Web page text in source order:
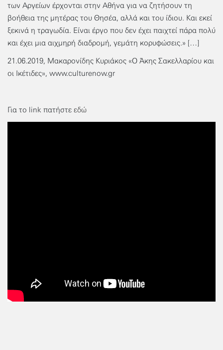
των Αργείων έρχονται στην Αθήνα για να ζητήσουν τη
βοήθεια της μητέρας του Θησέα, αλλά και του ίδιου. Και εκεί
ξεκινά η τραγωδία. Είναι έργο που δεν έχει παιχτεί πάρα πολύ
και έχει μια αιχμηρή διαδρομή, γεμάτη κορυφώσεις.» […]
21.06.2019, Μακαρονίδης Κυριάκος «Ο Άκης Σακελλαρίου και
οι Ικέτιδες», www.culturenow.gr
Για το link πατήστε εδώ